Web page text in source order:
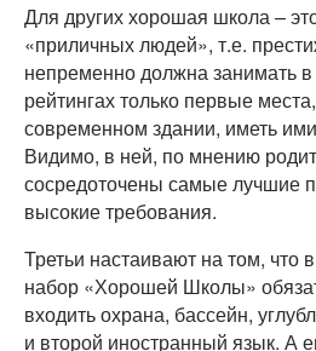
Для других хорошая школа –
«приличных людей», т.е.
непременно должна занимать
рейтингах только первые
современном здании, иметь
Видимо, в ней, по мнению
сосредоточены самые лучшие
высокие требования.
Третьи настаивают на том, что
набор «Хорошей Школы»
входить охрана, бассейн,
и второй иностранный язык. А